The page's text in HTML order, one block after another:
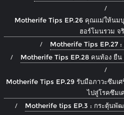
Motherife Tips EP.26 คุณแม่ให้นม
ฮอร์โมนรวม จ
Motherife Tips EP.27 :
Motherife Tips EP.28 คนท้อง ยืน
Motherife Tips EP.29 รับมือภาวะซึมเ
ไปสู่โรคซึมเ
Motherife tips EP.3 : กระตุ้นพัฒ